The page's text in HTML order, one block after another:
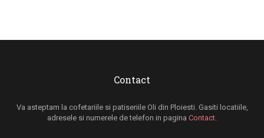
Contact
Va asteptam la cofetariile si patiseriile Oli din Ploiesti. Gasiti locatiile,
adresele si numerele de telefon in pagina Contact.